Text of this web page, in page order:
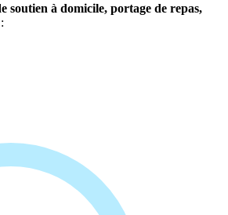
soutien à domicile, portage de repas,